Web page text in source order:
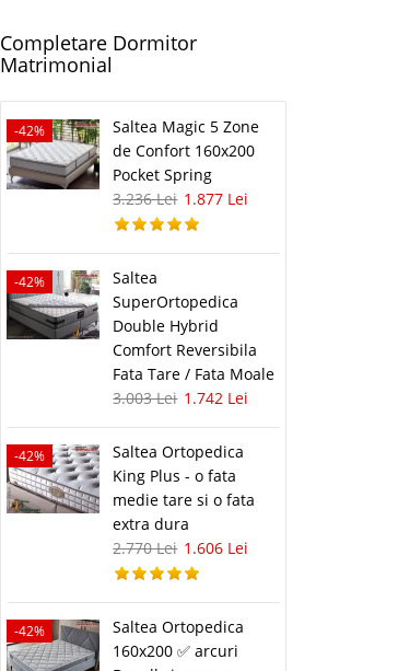
Completare Dormitor
Matrimonial
-42%
Saltea Magic 5 Zone
de Confort 160x200
Pocket Spring
3.236 Lei 1.877 Lei
-42%
Saltea
SuperOrtopedica
Double Hybrid
Comfort Reversibila
Fata Tare / Fata Moale
3.003 Lei 1.742 Lei
-42%
Saltea Ortopedica
King Plus - o fata
medie tare si o fata
extra dura
2.770 Lei 1.606 Lei
-42%
Saltea Ortopedica
160x200 ✅ arcuri